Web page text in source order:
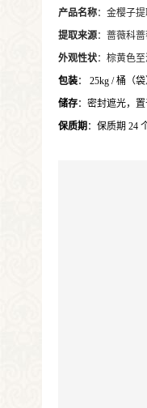
产品名称：金樱子
提取来源：蔷薇科
外观性状：棕黄色
包装： 25kg / 桶（
储存：密封遮光，
保质期 ：保质期 24